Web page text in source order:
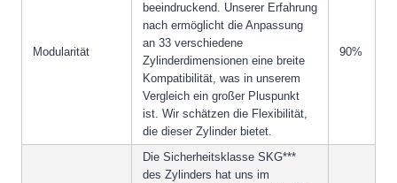
Modularität
beeindruckend. Unserer Erfahrung
nach ermöglicht die Anpassung
an 33 verschiedene
Zylinderdimensionen eine breite
Kompatibilität, was in unserem
Vergleich ein großer Pluspunkt
ist. Wir schätzen die Flexibilität,
die dieser Zylinder bietet.
90%
Die Sicherheitsklasse SKG***
des Zylinders hat uns im